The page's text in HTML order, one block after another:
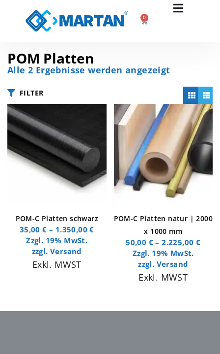
0
POM Platten
Alle 2 Ergebnisse werden angezeigt
FILTER
POM-C Platten schwarz
35,00€ – 1.350,00€
Zzgl. 19% MwSt.
zzgl.Versand
Exkl. MWST
POM-C Platten natur | 2000
x 1000 mm
50,00 € –2.225,00 €
Zzgl. 19% MwSt.
zzgl. Versand
Exkl. MWST